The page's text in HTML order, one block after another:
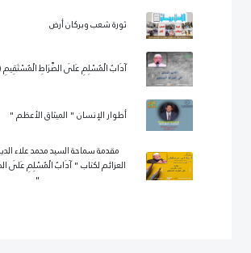
ثورة شعب وبركان أرض
آدَابُ الْمُسْلِمِ عَلَى الصِّرَاطِ الْمُسْتَقِيمِ (1)
أطوار الإنسان " الميثاق الأعظم "
مقدمة سماحة السيد محمد علاء
العزائم لكتاب " آدَابُ الْمُسْلِمِ عَلَى
"